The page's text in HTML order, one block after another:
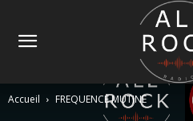
Accueil FREQUENCE MUTINE